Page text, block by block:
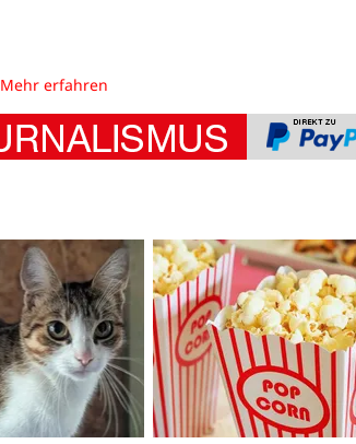
Mehr erfahren